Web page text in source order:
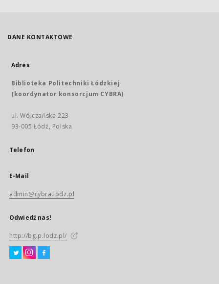
DANE KONTAKTOWE
Adres
Biblioteka Politechniki Łódzkiej
(koordynator konsorcjum CYBRA)
ul. Wólczańska 223
93-005 Łódź, Polska
Telefon
E-Mail
admin@cybra.lodz.pl
Odwiedź nas!
http://bg.p.lodz.pl/